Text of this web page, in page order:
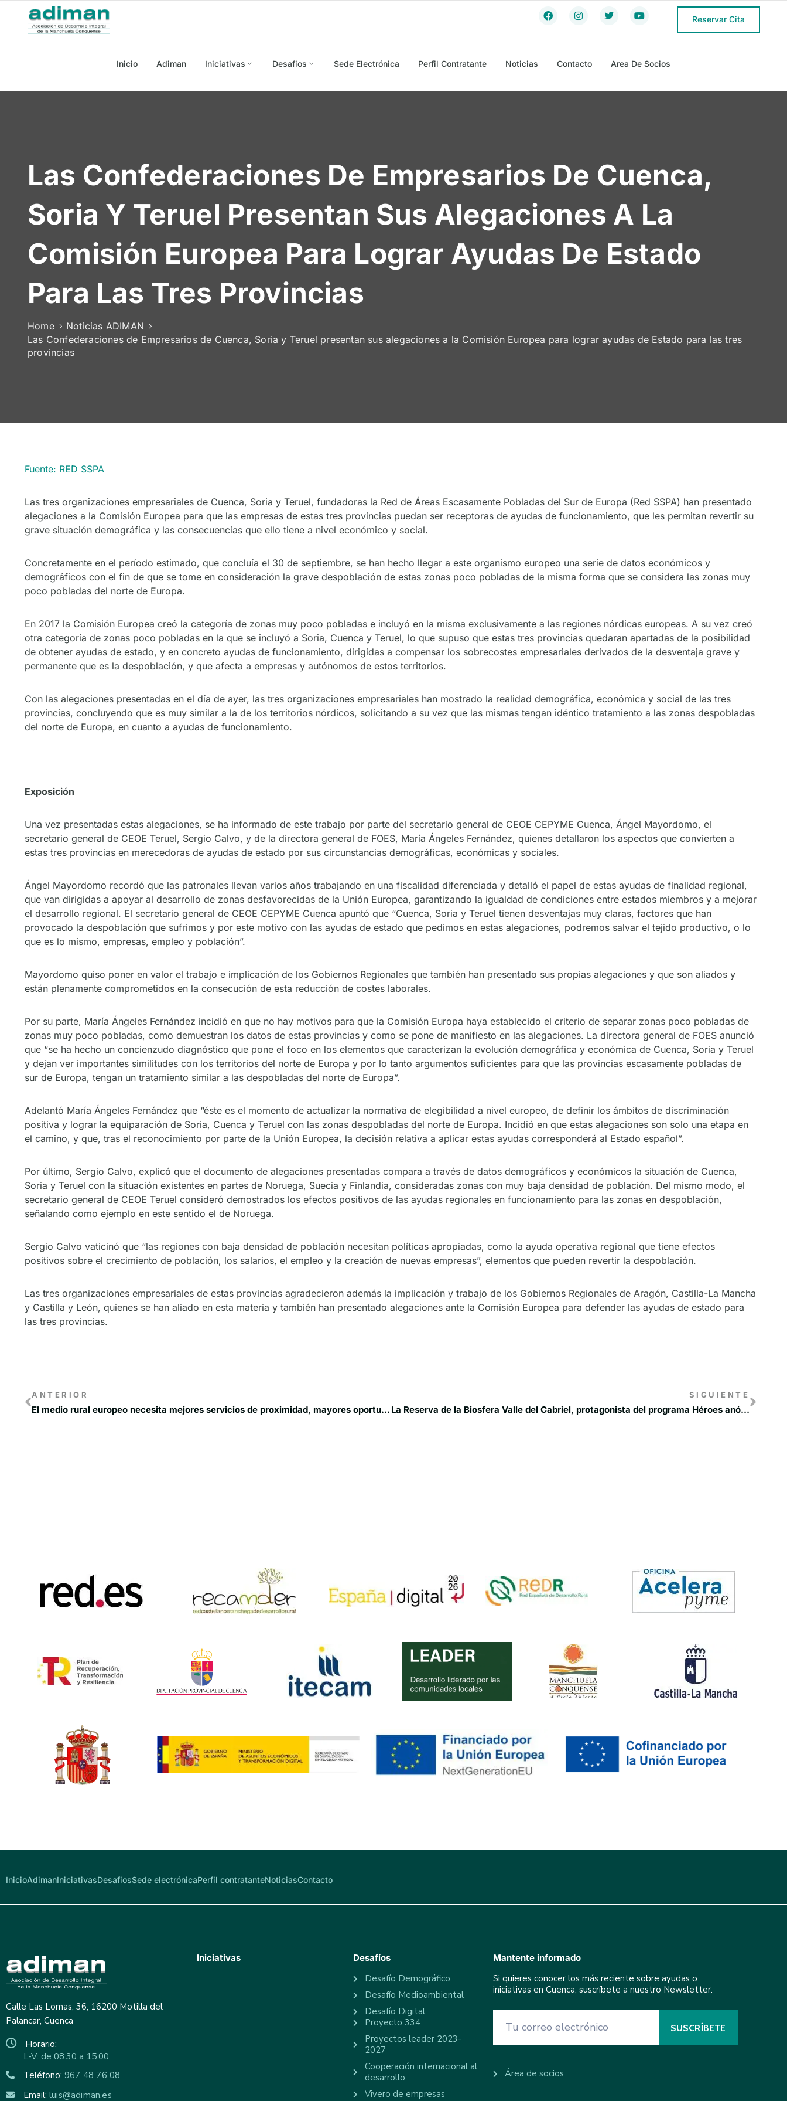
Reservar Cita
Inicio Adiman Iniciativas Desafios Sede Electrónica Perfil Contratante Noticias Contacto Area De Socios
Las Confederaciones De Empresarios De Cuenca,
Soria Y Teruel Presentan Sus Alegaciones A La
Comisión Europea Para Lograr Ayudas De Estado
Para Las Tres Provincias
Home
Noticias ADIMAN
Las Confederaciones de Empresarios de Cuenca, Soria y Teruel presentan sus alegaciones a la Comisión Europea para lograr ayudas de Estado para las tres
provincias
Fuente: RED SSPA
Las tres organizaciones empresariales de Cuenca, Soria y Teruel, fundadoras la Red de Áreas Escasamente Pobladas del Sur de Europa (Red SSPA) han presentado
alegaciones a la Comisión Europea para que las empresas de estas tres provincias puedan ser receptoras de ayudas de funcionamiento, que les permitan revertir su
grave situación demográfica y las consecuencias que ello tiene a nivel económico y social.
Concretamente en el período estimado, que concluía el 30 de septiembre, se han hecho llegar a este organismo europeo una serie de datos económicos y
demográficos con el fin de que se tome en consideración la grave despoblación de estas zonas poco pobladas de la misma forma que se considera las zonas muy
poco pobladas del norte de Europa.
En 2017 la Comisión Europea creó la categoría de zonas muy poco pobladas e incluyó en la misma exclusivamente a las regiones nórdicas europeas. A su vez creó
otra categoría de zonas poco pobladas en la que se incluyó a Soria, Cuenca y Teruel, lo que supuso que estas tres provincias quedaran apartadas de la posibilidad
de obtener ayudas de estado, y en concreto ayudas de funcionamiento, dirigidas a compensar los sobrecostes empresariales derivados de la desventaja grave y
permanente que es la despoblación, y que afecta a empresas y autónomos de estos territorios.
Con las alegaciones presentadas en el día de ayer, las tres organizaciones empresariales han mostrado la realidad demográfica, económica y social de las tres
provincias, concluyendo que es muy similar a la de los territorios nórdicos, solicitando a su vez que las mismas tengan idéntico tratamiento a las zonas despobladas
del norte de Europa, en cuanto a ayudas de funcionamiento.
Exposición
Una vez presentadas estas alegaciones, se ha informado de este trabajo por parte del secretario general de CEOE CEPYME Cuenca, Ángel Mayordomo, el
secretario general de CEOE Teruel, Sergio Calvo, y de la directora general de FOES, María Ángeles Fernández, quienes detallaron los aspectos que convierten a
estas tres provincias en merecedoras de ayudas de estado por sus circunstancias demográficas, económicas y sociales.
Ángel Mayordomo recordó que las patronales llevan varios años trabajando en una fiscalidad diferenciada y detalló el papel de estas ayudas de finalidad regional,
que van dirigidas a apoyar al desarrollo de zonas desfavorecidas de la Unión Europea, garantizando la igualdad de condiciones entre estados miembros y a mejorar
el desarrollo regional. El secretario general de CEOE CEPYME Cuenca apuntó que “Cuenca, Soria y Teruel tienen desventajas muy claras, factores que han
provocado la despoblación que sufrimos y por este motivo con las ayudas de estado que pedimos en estas alegaciones, podremos salvar el tejido productivo, o lo
que es lo mismo, empresas, empleo y población”.
Mayordomo quiso poner en valor el trabajo e implicación de los Gobiernos Regionales que también han presentado sus propias alegaciones y que son aliados y
están plenamente comprometidos en la consecución de esta reducción de costes laborales.
Por su parte, María Ángeles Fernández incidió en que no hay motivos para que la Comisión Europa haya establecido el criterio de separar zonas poco pobladas de
zonas muy poco pobladas, como demuestran los datos de estas provincias y como se pone de manifiesto en las alegaciones. La directora general de FOES anunció
que “se ha hecho un concienzudo diagnóstico que pone el foco en los elementos que caracterizan la evolución demográfica y económica de Cuenca, Soria y Teruel
y dejan ver importantes similitudes con los territorios del norte de Europa y por lo tanto argumentos suficientes para que las provincias escasamente pobladas de
sur de Europa, tengan un tratamiento similar a las despobladas del norte de Europa”.
Adelantó María Ángeles Fernández que “éste es el momento de actualizar la normativa de elegibilidad a nivel europeo, de definir los ámbitos de discriminación
positiva y lograr la equiparación de Soria, Cuenca y Teruel con las zonas despobladas del norte de Europa. Incidió en que estas alegaciones son solo una etapa en
el camino, y que, tras el reconocimiento por parte de la Unión Europea, la decisión relativa a aplicar estas ayudas corresponderá al Estado español”.
Por último, Sergio Calvo, explicó que el documento de alegaciones presentadas compara a través de datos demográficos y económicos la situación de Cuenca,
Soria y Teruel con la situación existentes en partes de Noruega, Suecia y Finlandia, consideradas zonas con muy baja densidad de población. Del mismo modo, el
secretario general de CEOE Teruel consideró demostrados los efectos positivos de las ayudas regionales en funcionamiento para las zonas en despoblación,
señalando como ejemplo en este sentido el de Noruega.
Sergio Calvo vaticinó que “las regiones con baja densidad de población necesitan políticas apropiadas, como la ayuda operativa regional que tiene efectos
positivos sobre el crecimiento de población, los salarios, el empleo y la creación de nuevas empresas”, elementos que pueden revertir la despoblación.
Las tres organizaciones empresariales de estas provincias agradecieron además la implicación y trabajo de los Gobiernos Regionales de Aragón, Castilla-La Mancha
y Castilla y León, quienes se han aliado en esta materia y también han presentado alegaciones ante la Comisión Europea para defender las ayudas de estado para
las tres provincias.
ANTERIOR
El medio rural europeo necesita mejores servicios de proximidad, mayores oportunidades laborales y una evolución de la metodología LEADER
SIGUIENTE
La Reserva de la Biosfera Valle del Cabriel, protagonista del programa Héroes anónimos
InicioAdimanIniciativasDesafiosSede electrónicaPerfil contratanteNoticiasContacto
Calle Las Lomas, 36, 16200 Motilla del
Palancar, Cuenca
Horario:
L-V: de 08:30 a 15:00
Teléfono: 967 48 76 08
Email: luis@adiman.es
Iniciativas Desafíos
Desafío Demográfico
Desafío Medioambiental
Desafío Digital
Proyecto 334
Proyectos leader 2023-
2027
Cooperación internacional al
desarrollo
Vivero de empresas
Mantente informado
Si quieres conocer los más reciente sobre ayudas o
iniciativas en Cuenca, suscríbete a nuestro Newsletter.
Área de socios